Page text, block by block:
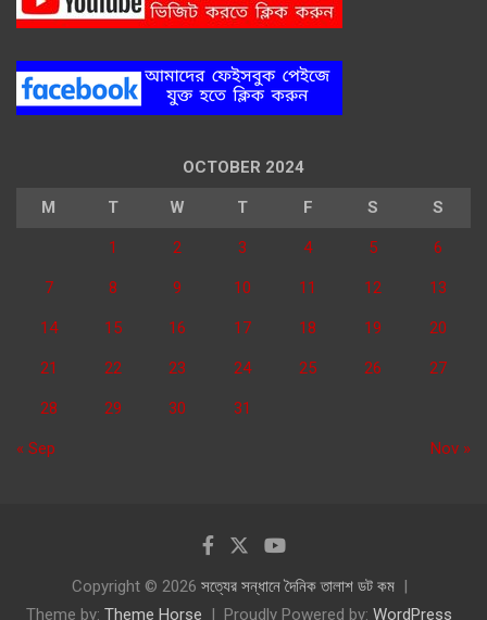
OCTOBER 2024
M T W T F S S
1 2 3 4 5 6
7 8 9 10 11 12 13
14 15 16 17 18 19 20
21 22 23 24 25 26 27
28 29 30 31
« Sep Nov »
Copyright © 2026 সত্যের সন্ধানে দৈনিক তালাশ ডট কম
Theme by: Theme Horse Proudly Powered by: WordPress